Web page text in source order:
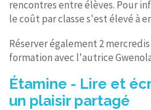
rencontres entre élèves. Pour
le coût par classe s'est élevé à
Réserver également 2
formation avec l'autrice
Étamine - Lire et
un plaisir partagé